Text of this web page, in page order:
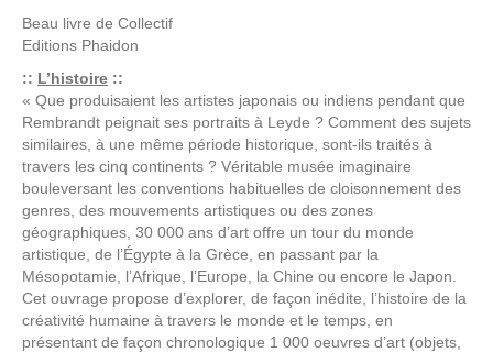
Beau livre de Collectif
Editions Phaidon
:: L’histoire ::
« Que produisaient les artistes japonais ou indiens pendant que
Rembrandt peignait ses portraits à Leyde ? Comment des sujets
similaires, à une même période historique, sont-ils traités à
travers les cinq continents ? Véritable musée imaginaire
bouleversant les conventions habituelles de cloisonnement des
genres, des mouvements artistiques ou des zones
géographiques, 30 000 ans d’art offre un tour du monde
artistique, de l’Égypte à la Grèce, en passant par la
Mésopotamie, l’Afrique, l’Europe, la Chine ou encore le Japon.
Cet ouvrage propose d’explorer, de façon inédite, l’histoire de la
créativité humaine à travers le monde et le temps, en
présentant de façon chronologique 1 000 oeuvres d’art (objets,